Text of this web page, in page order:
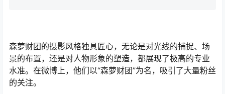
森萝财团的摄影风格独具匠心，无论是对光线的捕捉、场
景的布置，还是对人物形象的塑造，都展现了极高的专业
水准。在微博上，他们以“森萝财团”为名，吸引了大量粉丝
的关注。